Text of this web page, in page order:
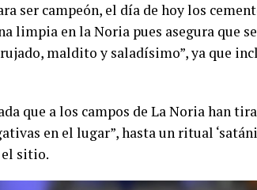
ser campeón, el día de hoy los
limpia en la Noria pues asegura que
maldito y saladísimo”, ya que
que a los campos de La Noria han
en el lugar”, hasta un ritual
el sitio.